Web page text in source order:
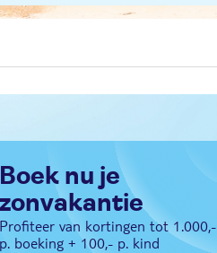
Boek nu je
zonvakantie
Profiteer van kortingen tot 1.000,-
p. boeking + 100,- p. kind